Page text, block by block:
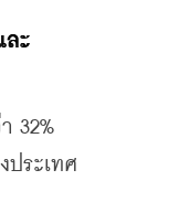
ละ
32%
ประเทศ